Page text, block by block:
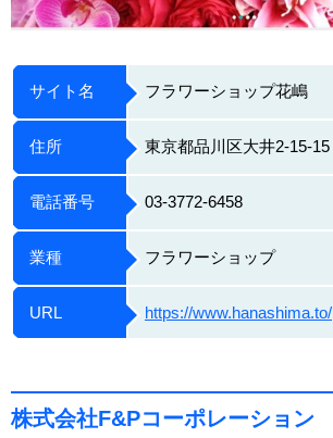
サイト名 フラワーショップ花嶋
住所 東京都品川区大井2-15-15
電話番号 03-3772-6458
業種 フラワーショップ
URL https://www.hanashima.to/
株式会社F&Pコーポレーション